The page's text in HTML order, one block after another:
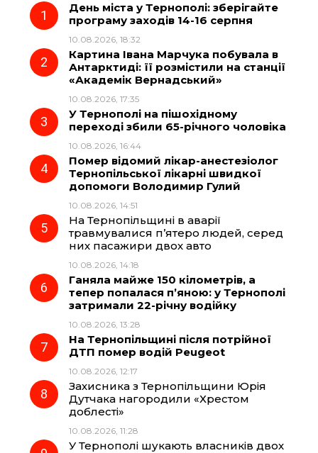
e
o
o
e
g
r
a
m
t
A
p
День міста у Тернополі: зберігайте
програму заходів 14-16 серпня
10.08.2026, 18:32
Картина Івана Марчука побувала в
Антарктиді: її розмістили на станції
«Академік Вернадський»
10.08.2026, 17:35
У Тернополі на пішохідному
переході збили 65-річного чоловіка
10.08.2026, 16:44
Помер відомий лікар-анестезіолог
Тернопільської лікарні швидкої
допомоги Володимир Гулий
10.08.2026, 14:51
На Тернопільщині в аварії
травмувалися п’ятеро людей, серед
них пасажири двох авто
10.08.2026, 14:18
Ганяла майже 150 кілометрів, а
тепер попалася п’яною: у Тернополі
затримали 22-річну водійку
10.08.2026, 13:28
На Тернопільщині після потрійної
ДТП помер водій Peugeot
10.08.2026, 12:17
Захисника з Тернопільщини Юрія
Дутчака нагородили «Хрестом
доблесті»
10.08.2026, 11:28
У Тернополі шукають власників двох